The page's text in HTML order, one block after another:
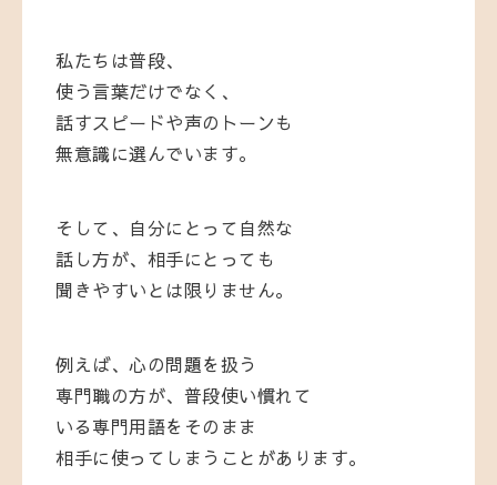
私たちは普段、
使う言葉だけでなく、
話すスピードや声のトーンも
無意識に選んでいます。
そして、自分にとって自然な
話し方が、相手にとっても
聞きやすいとは限りません。
例えば、心の問題を扱う
専門職の方が、普段使い慣れて
いる専門用語をそのまま
相手に使ってしまうことがあります。